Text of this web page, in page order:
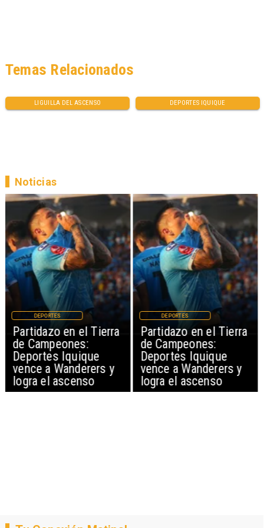
LIGUILLA DEL ASCENSO DEPORTES IQUIQUE
Temas Relacionados
Partidazo en el Tierra
de Campeones:
Deportes Iquique
vence a Wanderers y
logra el ascenso
DEPORTES
Partidazo en el Tierra
de Campeones:
Deportes Iquique
vence a Wanderers y
logra el ascenso
DEPORTES
Noticias